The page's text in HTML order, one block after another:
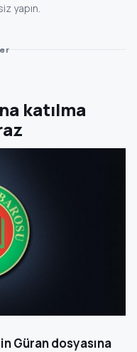
yapın.
katılma
Güran dosyasına